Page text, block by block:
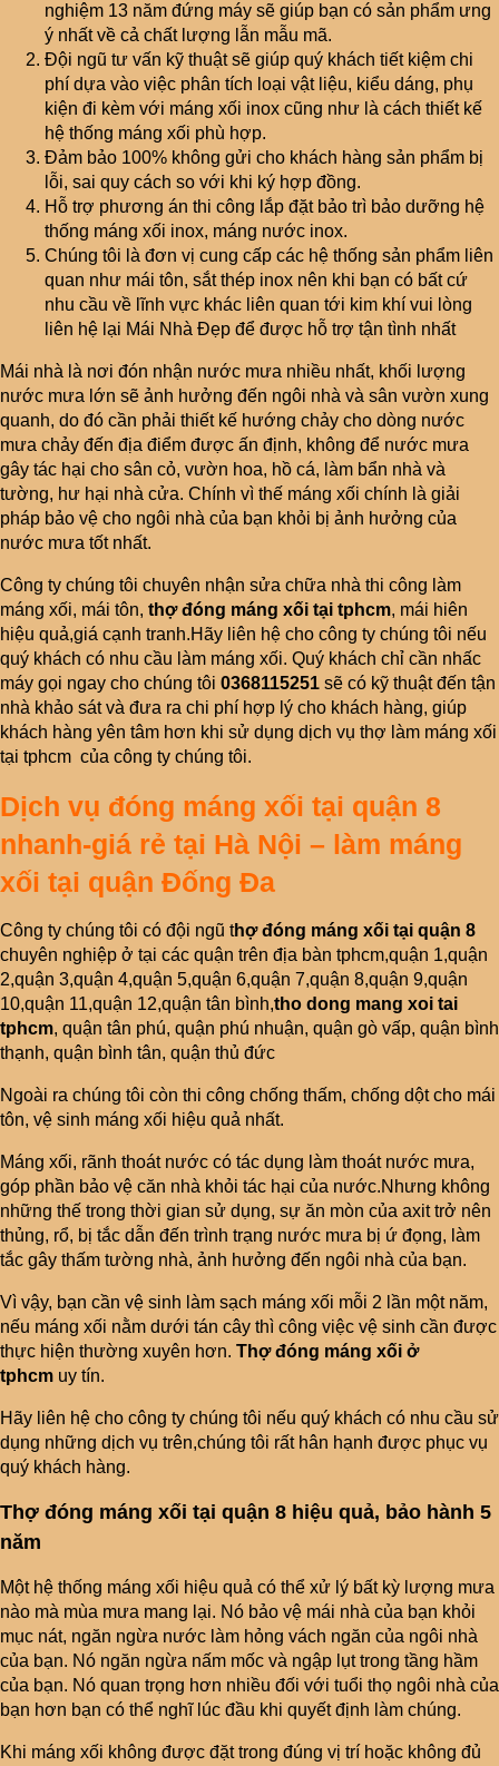
nghiệm 13 năm đứng máy sẽ giúp bạn có sản phẩm ưng
ý nhất về cả chất lượng lẫn mẫu mã.
Đội ngũ tư vấn kỹ thuật sẽ giúp quý khách tiết kiệm chi
phí dựa vào việc phân tích loại vật liệu, kiểu dáng, phụ
kiện đi kèm với máng xối inox cũng như là cách thiết kế
hệ thống máng xối phù hợp.
Đảm bảo 100% không gửi cho khách hàng sản phẩm bị
lỗi, sai quy cách so với khi ký hợp đồng.
Hỗ trợ phương án thi công lắp đặt bảo trì bảo dưỡng hệ
thống máng xối inox, máng nước inox.
Chúng tôi là đơn vị cung cấp các hệ thống sản phẩm liên
quan như mái tôn, sắt thép inox nên khi bạn có bất cứ
nhu cầu về lĩnh vực khác liên quan tới kim khí vui lòng
liên hệ lại Mái Nhà Đẹp để được hỗ trợ tận tình nhất
Mái nhà là nơi đón nhận nước mưa nhiều nhất, khối lượng
nước mưa lớn sẽ ảnh hưởng đến ngôi nhà và sân vườn xung
quanh, do đó cần phải thiết kế hướng chảy cho dòng nước
mưa chảy đến địa điểm được ấn định, không để nước mưa
gây tác hại cho sân cỏ, vườn hoa, hồ cá, làm bẩn nhà và
tường, hư hại nhà cửa. Chính vì thế máng xối chính là giải
pháp bảo vệ cho ngôi nhà của bạn khỏi bị ảnh hưởng của
nước mưa tốt nhất.
Công ty chúng tôi chuyên nhận sửa chữa nhà thi công làm
máng xối, mái tôn, thợ đóng máng xối tại tphcm, mái hiên
hiệu quả,giá cạnh tranh.Hãy liên hệ cho công ty chúng tôi nếu
quý khách có nhu cầu làm máng xối. Quý khách chỉ cần nhấc
máy gọi ngay cho chúng tôi 0368115251 sẽ có kỹ thuật đến tận
nhà khảo sát và đưa ra chi phí hợp lý cho khách hàng, giúp
khách hàng yên tâm hơn khi sử dụng dịch vụ thợ làm máng xối
tại tphcm của công ty chúng tôi.
Dịch vụ đóng máng xối tại quận 8
nhanh-giá rẻ tại Hà Nội – làm máng
xối tại quận Đống Đa
Công ty chúng tôi có đội ngũ thợ đóng máng xối tại quận 8
chuyên nghiệp ở tại các quận trên địa bàn tphcm,quận 1,quận
2,quận 3,quận 4,quận 5,quận 6,quận 7,quận 8,quận 9,quận
10,quận 11,quận 12,quận tân bình,tho dong mang xoi tai
tphcm, quận tân phú, quận phú nhuận, quận gò vấp, quận bình
thạnh, quận bình tân, quận thủ đức
Ngoài ra chúng tôi còn thi công chống thấm, chống dột cho mái
tôn, vệ sinh máng xối hiệu quả nhất.
Máng xối, rãnh thoát nước có tác dụng làm thoát nước mưa,
góp phần bảo vệ căn nhà khỏi tác hại của nước.Nhưng không
những thế trong thời gian sử dụng, sự ăn mòn của axit trở nên
thủng, rổ, bị tắc dẫn đến trình trạng nước mưa bị ứ đọng, làm
tắc gây thấm tường nhà, ảnh hưởng đến ngôi nhà của bạn.
Vì vậy, bạn cần vệ sinh làm sạch máng xối mỗi 2 lần một năm,
nếu máng xối nằm dưới tán cây thì công việc vệ sinh cần được
thực hiện thường xuyên hơn. Thợ đóng máng xối ở
tphcm uy tín.
Hãy liên hệ cho công ty chúng tôi nếu quý khách có nhu cầu sử
dụng những dịch vụ trên,chúng tôi rất hân hạnh được phục vụ
quý khách hàng.
Thợ đóng máng xối tại quận 8 hiệu quả, bảo hành 5
năm
Một hệ thống máng xối hiệu quả có thể xử lý bất kỳ lượng mưa
nào mà mùa mưa mang lại. Nó bảo vệ mái nhà của bạn khỏi
mục nát, ngăn ngừa nước làm hỏng vách ngăn của ngôi nhà
của bạn. Nó ngăn ngừa nấm mốc và ngập lụt trong tầng hầm
của bạn. Nó quan trọng hơn nhiều đối với tuổi thọ ngôi nhà của
bạn hơn bạn có thể nghĩ lúc đầu khi quyết định làm chúng.
Khi máng xối không được đặt trong đúng vị trí hoặc không đủ